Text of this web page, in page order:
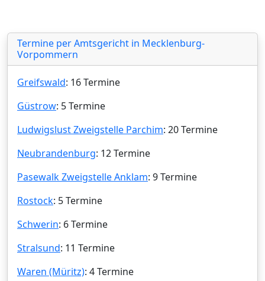
Termine per Amtsgericht in Mecklenburg-
Vorpommern
Greifswald: 16 Termine
Güstrow: 5 Termine
Ludwigslust Zweigstelle Parchim: 20 Termine
Neubrandenburg: 12 Termine
Pasewalk Zweigstelle Anklam: 9 Termine
Rostock: 5 Termine
Schwerin: 6 Termine
Stralsund: 11 Termine
Waren (Müritz): 4 Termine